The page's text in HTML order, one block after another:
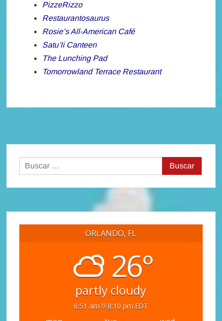
PizzeRizzo
Restaurantosaurus
Rosie’s All-American Café
Satu’li Canteen
The Lunching Pad
Tomorrowland Terrace Restaurant
Buscar:
ORLANDO, FL
26°
partly cloudy
6:51 am 8:10 pm EDT